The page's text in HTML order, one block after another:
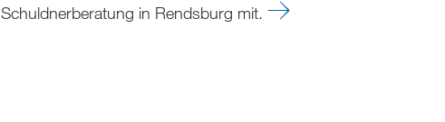
Schuldnerberatung in Rendsburg mit.